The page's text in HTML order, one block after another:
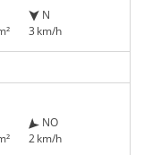
N
3 km/h
NO
2 km/h